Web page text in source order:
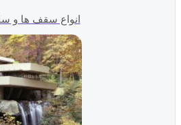
انواع سقف ها و سازه ها(222)